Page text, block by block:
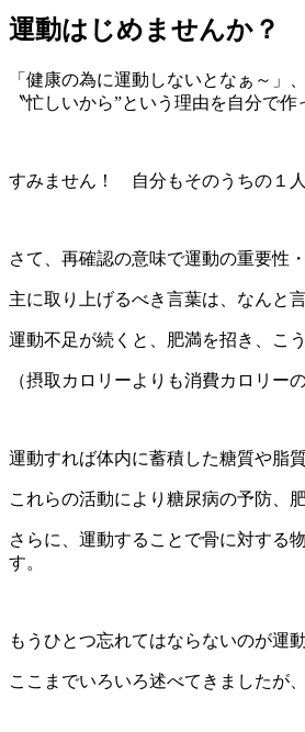
運動はじめませんか？
「健康の為に運動しないとなぁ～」
〝忙しいから”という理由を自分で
すみません！ 自分もそのうちの１人
さて、再確認の意味で運動の重要性
主に取り上げるべき言葉は、なんと
運動不足が続くと、肥満を招き、こ
（摂取カロリーよりも消費カロリー
運動すれば体内に蓄積した糖質や脂
これらの活動により糖尿病の予防、
さらに、運動することで骨に対する
す。
もうひとつ忘れてはならないのが運
ここまでいろいろ述べてきましたが